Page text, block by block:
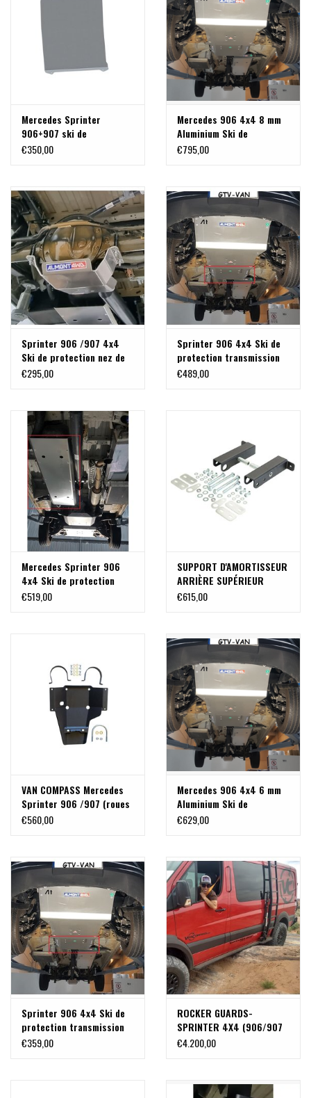
Mercedes Sprinter
906+907 ski de
protection du réservoir
€350,00
Mercedes 906 4x4 8 mm
Aluminium Ski de
protection avant pour
boîtier de direction
€795,00
Sprinter 906 /907 4x4
Ski de protection nez de
pont arrière alu 6 mm
€295,00
Sprinter 906 4x4 Ski de
protection transmission
et boite de transfert alu
€489,00
Mercedes Sprinter 906
4x4 Ski de protection
réservoir alu 6mm
€519,00
SUPPORT D'AMORTISSEUR
ARRIÈRE SUPÉRIEUR
RENFORCÉ – pour
UNIQUEMENT) DE VAN
COMPASS
€615,00
VAN COMPASS Mercedes
Sprinter 906 /907 (roues
jumelés) Ski de protection
€560,00
Mercedes 906 4x4 6 mm
Aluminium Ski de
protection avant pour
boîtier de direction
€629,00
Sprinter 906 4x4 Ski de
protection transmission
et boite de transfert alu
€359,00
ROCKER GUARDS-
SPRINTER 4X4 (906/907
EMPATTEMENT 3,665m) de
€4.200,00